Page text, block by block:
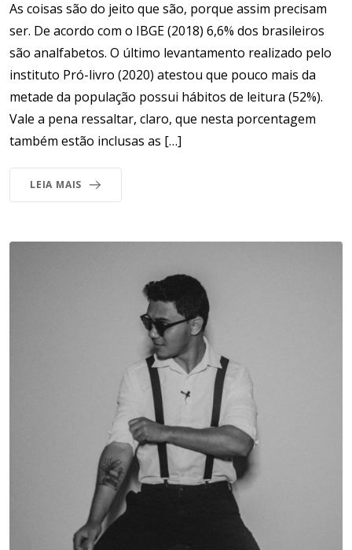
As coisas são do jeito que são, porque assim precisam
ser. De acordo com o IBGE (2018) 6,6% dos brasileiros
são analfabetos. O último levantamento realizado pelo
instituto Pró-livro (2020) atestou que pouco mais da
metade da população possui hábitos de leitura (52%).
Vale a pena ressaltar, claro, que nesta porcentagem
também estão inclusas as […]
LEIA MAIS